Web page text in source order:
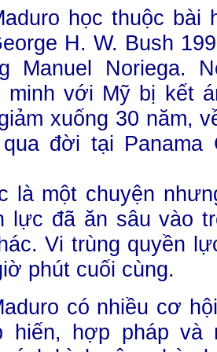
học thuộc bài
H. W. Bush
Manuel Noriega.
minh với Mỹ bị kết
xuống 30 năm,
đời tại Panama
là một chuyện
lực đã ăn sâu vào
Vi trùng quyền
phút cuối cùng.
có nhiều cơ
hiến, hợp pháp và